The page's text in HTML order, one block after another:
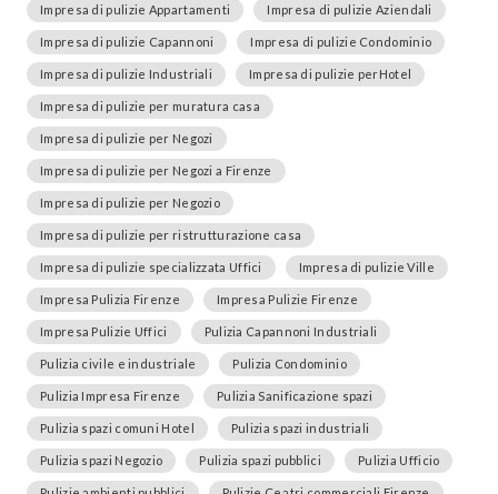
Impresa di pulizie Appartamenti Impresa di pulizie Aziendali
Impresa di pulizie Capannoni Impresa di pulizie Condominio
Impresa di pulizie Industriali Impresa di pulizie perHotel
Impresa di pulizie per muratura casa
Impresa di pulizie per Negozi
Impresa di pulizie per Negozi a Firenze
Impresa di pulizie per Negozio
Impresa di pulizie per ristrutturazione casa
Impresa di pulizie specializzata Uffici Impresa di pulizie Ville
Impresa Pulizia Firenze Impresa Pulizie Firenze
Impresa Pulizie Uffici Pulizia Capannoni Industriali
Pulizia civile e industriale Pulizia Condominio
Pulizia Impresa Firenze Pulizia Sanificazione spazi
Pulizia spazi comuni Hotel Pulizia spazi industriali
Pulizia spazi Negozio Pulizia spazi pubblici Pulizia Ufficio